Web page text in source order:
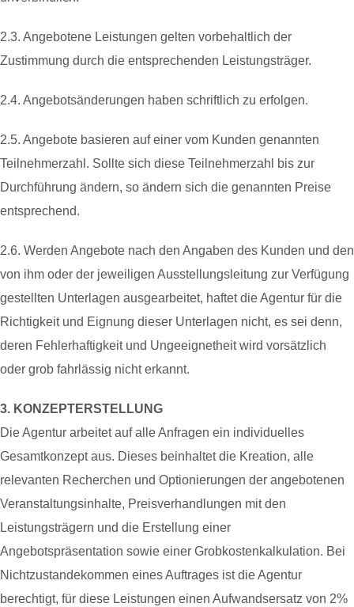
2.3. Angebotene Leistungen gelten vorbehaltlich der
Zustimmung durch die entsprechenden Leistungsträger.
2.4. Angebotsänderungen haben schriftlich zu erfolgen.
2.5. Angebote basieren auf einer vom Kunden genannten
Teilnehmerzahl. Sollte sich diese Teilnehmerzahl bis zur
Durchführung ändern, so ändern sich die genannten Preise
entsprechend.
2.6. Werden Angebote nach den Angaben des Kunden und den
von ihm oder der jeweiligen Ausstellungsleitung zur Verfügung
gestellten Unterlagen ausgearbeitet, haftet die Agentur für die
Richtigkeit und Eignung dieser Unterlagen nicht, es sei denn,
deren Fehlerhaftigkeit und Ungeeignetheit wird vorsätzlich
oder grob fahrlässig nicht erkannt.
3. KONZEPTERSTELLUNG
Die Agentur arbeitet auf alle Anfragen ein individuelles
Gesamtkonzept aus. Dieses beinhaltet die Kreation, alle
relevanten Recherchen und Optionierungen der angebotenen
Veranstaltungsinhalte, Preisverhandlungen mit den
Leistungsträgern und die Erstellung einer
Angebotspräsentation sowie einer Grobkostenkalkulation. Bei
Nichtzustandekommen eines Auftrages ist die Agentur
berechtigt, für diese Leistungen einen Aufwandsersatz von 2%